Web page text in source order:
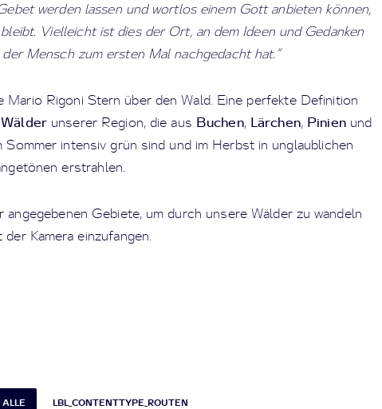
werden lassen und wortlos einem Gott anbieten können,
Vielleicht ist dies der Ort, an dem Ideen und Gedanken
Mensch zum ersten Mal nachgedacht hat.“
Mario Rigoni Stern über den Wald. Eine perfekte Definition
Wälder unserer Region, die aus Buchen, Lärchen, Pinien und
Sommer intensiv grün sind und im Herbst in unglaublichen
erstrahlen.
angegebenen Gebiete, um durch unsere Wälder zu wandeln
Kamera einzufangen.
ALLE LBL_CONTENTTYPE_ROUTEN